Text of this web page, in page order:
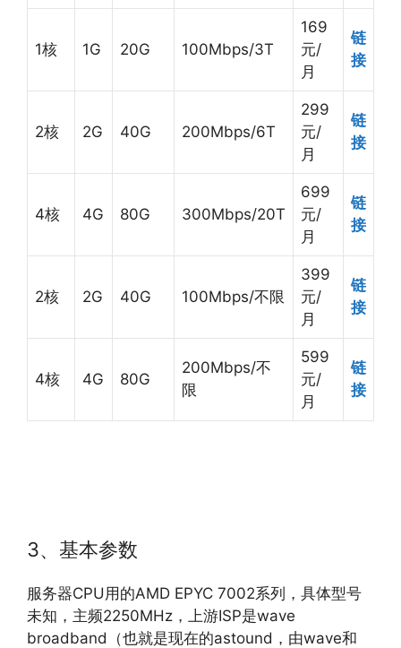
1核 1G 20G 100Mbps/3T
169
元/
月
链
接
2核 2G 40G 200Mbps/6T
299
元/
月
链
接
4核 4G 80G 300Mbps/20T
699
元/
月
链
接
2核 2G 40G 100Mbps/不限
399
元/
月
链
接
4核 4G 80G
200Mbps/不
限
599
元/
月
链
接
3、基本参数
服务器CPU用的AMD EPYC 7002系列，具体型号
未知，主频2250MHz，上游ISP是wave
broadband（也就是现在的astound，由wave和